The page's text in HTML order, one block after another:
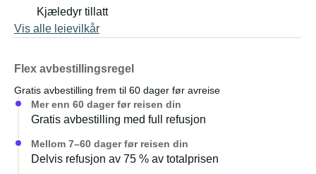
Siden den er så gammel, er det nesten ingenting som kan
gå i stykker. Jeg kjørte tusenvis av kilometer uten
problemer, og jeg har kjørt på tre.
Mange har allerede leid den offline, og i deres øyne har
det alltid vært en fryd.
Selv liker jeg å jobbe med den og endre små detaljer for å
gjøre den enda mer komfortabel.
Kjæledyr tillatt
Vis alle leievilkår
Flex avbestillingsregel
Gratis avbestilling frem til 60 dager før avreise
Mer enn 60 dager før reisen din
Gratis avbestilling med full refusjon
Mellom 7–60 dager før reisen din
Delvis refusjon av 75 % av totalprisen